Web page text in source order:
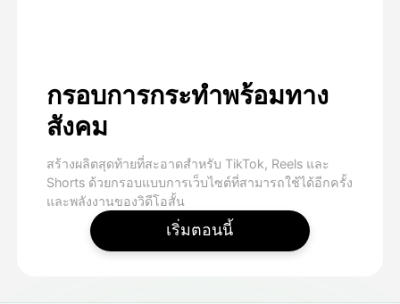
กรอบการกระทําพร้อมทาง
สังคม
สร้างผลิตสุดท้ายที่สะอาดสําหรับ TikTok, Reels และ
Shorts ด้วยกรอบแบบการเว็บไซต์ที่สามารถใช้ได้อีกครั้ง
และพลังงานของวิดีโอสั้น
เริ่มตอนนี้